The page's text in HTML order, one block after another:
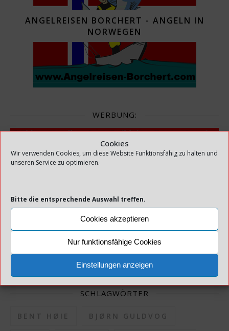
Cookies
Wir verwenden Cookies, um diese Website Funktionsfähig zu halten und
unseren Service zu optimieren.
Bitte die entsprechende Auswahl treffen.
Cookies akzeptieren
Nur funktionsfähige Cookies
Einstellungen anzeigen
ANGELREISEN BORCHERT - ANGELN IN
NORWEGEN
WERBUNG:
SCHLAGWÖRTER
BENT HØIE BJØRN GULDVOG